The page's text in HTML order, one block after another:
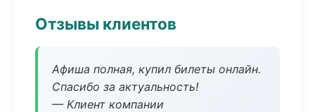
Отзывы клиентов
Афиша полная, купил билеты онлайн.
Спасибо за актуальность!
— Клиент компании